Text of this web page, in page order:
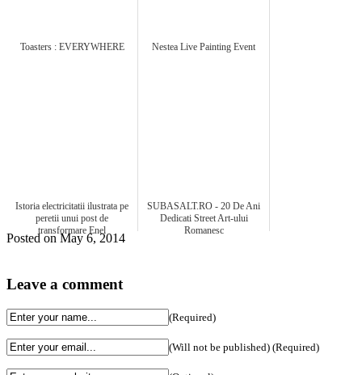
Toasters : EVERYWHERE Nestea Live Painting Event
Istoria electricitatii ilustrata pe
peretii unui post de
transformare Enel
SUBASALT.RO - 20 De Ani
Dedicati Street Art-ului
Romanesc
Posted on May 6, 2014
Leave a comment
(Required)
(Will not be published) (Required)